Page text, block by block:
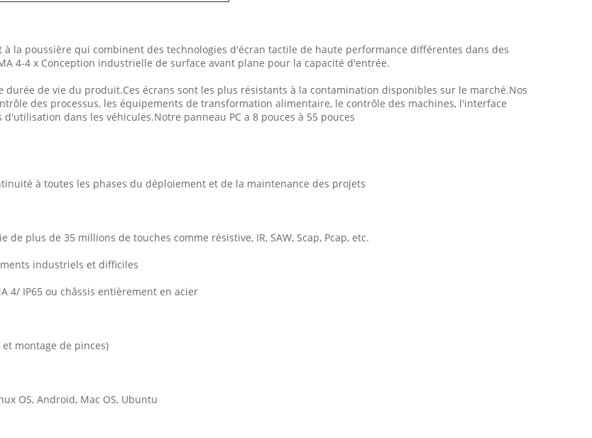
la poussière qui combinent des technologies d'écran tactile de haute performance différentes dans des
4-4 x Conception industrielle de surface avant plane pour la capacité d'entrée.
de vie du produit.Ces écrans sont les plus résistants à la contamination disponibles sur le marché.Nos
des processus, les équipements de transformation alimentaire, le contrôle des machines, l'interface
dans les véhicules.Notre panneau PC a 8 pouces à 55 pouces
à toutes les phases du déploiement et de la maintenance des projets
plus de 35 millions de touches comme résistive, IR, SAW, Scap, Pcap, etc.
industriels et difficiles
4/ IP65 ou châssis entièrement en acier
montage de pinces)
OS, Android, Mac OS, Ubuntu